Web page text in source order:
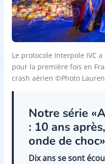
Le protocole Interpole IVC
pour la première fois en
crash aérien ©Photo
Notre série
: 10 ans
onde de choc»
Dix ans se sont